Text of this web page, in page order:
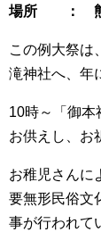
場所 ： 熊
この例大祭は
滝神社へ、年
10時～「御本
お供えし、お
お稚児さんに
要無形民俗文
事が行われて